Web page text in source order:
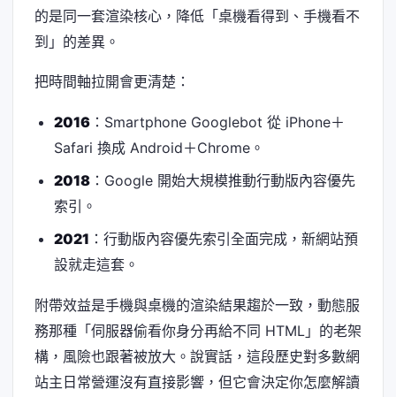
的是同一套渲染核心，降低「桌機看得到、手機看不
到」的差異。
把時間軸拉開會更清楚：
2016：Smartphone Googlebot 從 iPhone＋
Safari 換成 Android＋Chrome。
2018：Google 開始大規模推動行動版內容優先
索引。
2021 ：行動版內容優先索引全面完成，新網站預
設就走這套。
附帶效益是手機與桌機的渲染結果趨於一致，動態服
務那種「伺服器偷看你身分再給不同 HTML」的老架
構，風險也跟著被放大。說實話，這段歷史對多數網
站主日常營運沒有直接影響，但它會決定你怎麼解讀